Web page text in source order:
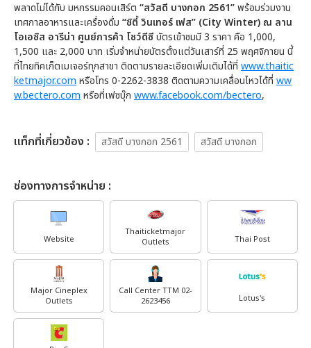
พลาดไม่ได้กับ มหกรรมคอนเสิร์ต “สวัสดี บางกอก 2561”พร้อมร่วมงาน
เทศกาลอาหารและเครื่องดื่ม “ซิตี้ วินเทอร์ เฟส” (City Winter) ณ ลาน
โอเอซิส อารีน่า ศูนย์การค้า โชว์ดีซีบัตรเข้าชมมี 3 ราคา คือ 1,000,
1,500 และ 2,000 บาท เริ่มจำหน่ายบัตรตั้งแต่วันเสาร์ที่ 25 พฤศจิกายน นี้
ที่ไทยทิคเก็ตเมเจอร์ทุกสาขา ติดตามรายละเอียดเพิ่มเติมได้ที่ www.thaitic
ketmajor.com หรือโทร 0-2262-3838 ติดตามความเคลื่อนไหวได้ที่ ww
w.bectero.com หรือที่เฟซบุ๊ก www.facebook.com/bectero,
เเท็กที่เกี่ยวข้อง : สวัสดี บางกอก 2561 สวัสดี บางกอก
ช่องทางการจำหน่าย :
Website
Thaiticketmajor
Outlets
Thai Post
Major Cineplex
Outlets
Call Center TTM 02-
2623456
Lotus's